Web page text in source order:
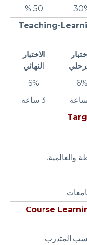
50 %
Teaching-
الاختبار
النهائي
6%
6%
3 ساعة
Course
المتدرب: